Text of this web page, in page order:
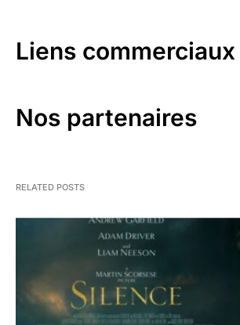
Liens commerciaux
Nos partenaires
RELATED POSTS